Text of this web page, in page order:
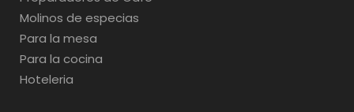
Molinos de especias
Para la mesa
Para la cocina
Hoteleria